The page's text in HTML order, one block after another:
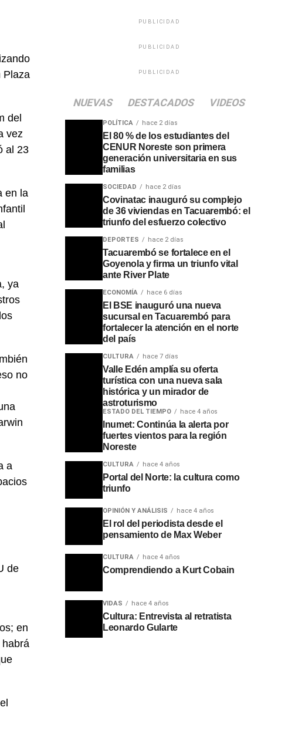
Plaza
del
vez
al 23
en la
ya
no
a
de
en
habrá
PUBLICIDAD
PUBLICIDAD
PUBLICIDAD
NUEVAS DESTACADOS VIDEOS
POLÍTICA hace 2 días
El 80 % de los estudiantes del
CENUR Noreste son primera
generación universitaria en sus
familias
SOCIEDAD hace 2 días
Covinatac inauguró su complejo
de 36 viviendas en Tacuarembó: el
triunfo del esfuerzo colectivo
DEPORTES hace 2 días
Tacuarembó se fortalece en el
Goyenola y firma un triunfo vital
ante River Plate
ECONOMÍA hace 6 días
El BSE inauguró una nueva
sucursal en Tacuarembó para
fortalecer la atención en el norte
del país
CULTURA hace 7 días
Valle Edén amplía su oferta
turística con una nueva sala
histórica y un mirador de
astroturismo
ESTADO DEL TIEMPO hace 4 años
Inumet: Continúa la alerta por
fuertes vientos para la región
Noreste
CULTURA hace 4 años
Portal del Norte: la cultura como
triunfo
OPINIÓN Y ANÁLISIS hace 4 años
El rol del periodista desde el
pensamiento de Max Weber
CULTURA hace 4 años
Comprendiendo a Kurt Cobain
VIDAS hace 4 años
Cultura: Entrevista al retratista
Leonardo Gularte